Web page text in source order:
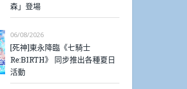
森」登場
06/08/2026
[死神]東永降臨《七騎士
Re:BIRTH》 同步推出各種夏日
活動